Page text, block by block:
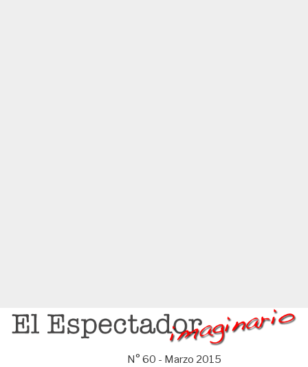
Saltar
N° 60 - Marzo 2015